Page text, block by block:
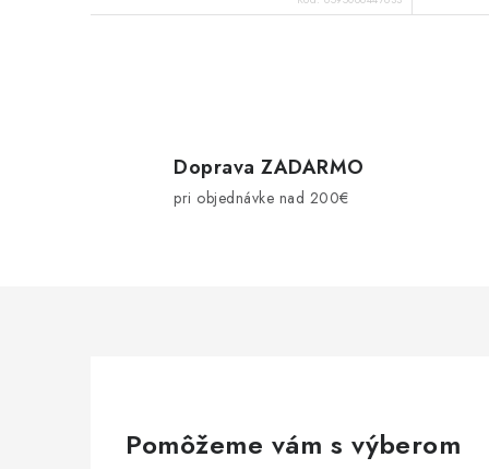
Doprava ZADARMO
pri objednávke nad 200€
Pomôžeme vám s výberom